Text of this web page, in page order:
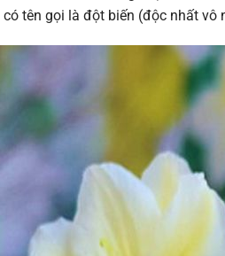
tên gọi là đột biến (độc nhất vô